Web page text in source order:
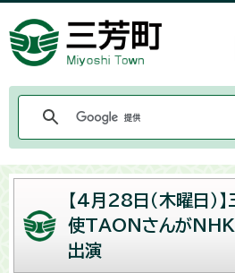
【4月28日（木曜日）
使TAONさんがNHK
出演